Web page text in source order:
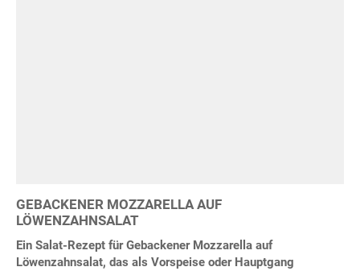
GEBACKENER MOZZARELLA AUF
LÖWENZAHNSALAT
Ein Salat-Rezept für Gebackener Mozzarella auf
Löwenzahnsalat, das als Vorspeise oder Hauptgang